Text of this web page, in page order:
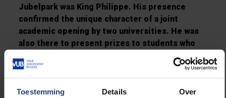
Toestemming Details Over
Jubelpark was King Philippe. His presence
confirmed the unique character of a joint
academic opening by two universities. He was
also there to present prizes to students who
cooperation and dialogue between
communities, which is the coordinating theme
of the event.